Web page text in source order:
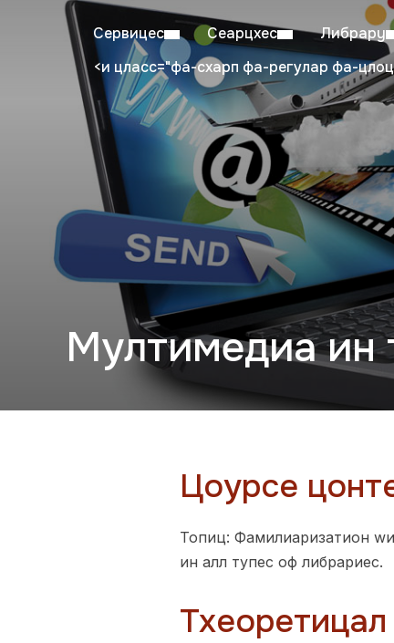
Сервицес Сеарцхес Либрарy
<и цласс="фа-схарп фа-регулар фа-
Мултимедиа ин
Цоурсе
Топиц: Фамилиаризатион
ин алл тyпес оф либрариес.
Mon–Fri: 08:00–20:00